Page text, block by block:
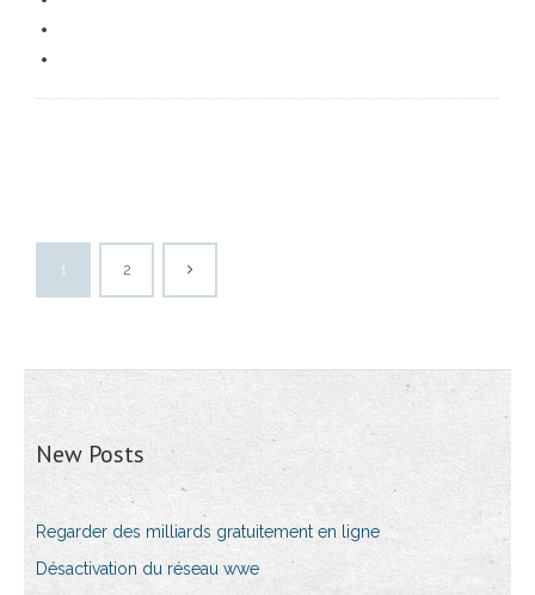
1 2
New Posts
Regarder des milliards gratuitement en ligne
Désactivation du réseau wwe